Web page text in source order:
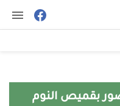
صور بقميص النوم